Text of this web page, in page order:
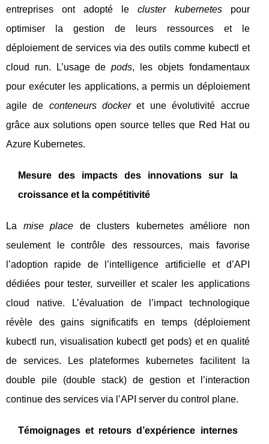
entreprises ont adopté lecluster kubernetespour
optimiser la gestion de leurs ressources et le
déploiement de services via des outils comme kubectl et
cloud run. L’usage depods, les objets fondamentaux
pour exécuter les applications, a permis un déploiement
agile de conteneurs dockeret une évolutivité accrue
grâce aux solutions open source telles que Red Hat ou
Azure Kubernetes.
Mesure des impacts des innovations sur la
croissance et la compétitivité
La mise place de clusters kubernetes améliore non
seulement le contrôle des ressources, mais favorise
l’adoption rapide de l’intelligence artificielle et d’API
dédiées pour tester, surveiller et scaler les applications
cloud native. L’évaluation de l’impact technologique
révèle des gains significatifs en temps (déploiement
kubectl run, visualisation kubectl get pods) et en qualité
de services. Les plateformes kubernetes facilitent la
double pile (double stack) de gestion et l’interaction
continue des services via l’API server du control plane.
Témoignages et retours d’expérience internes